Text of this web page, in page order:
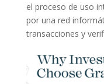
el proceso de uso
por una red
transacciones y